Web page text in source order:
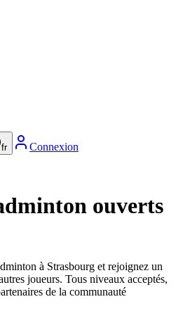
fr Connexion
ouverts
à Strasbourg et rejoignez un
joueurs. Tous niveaux acceptés,
de la communauté